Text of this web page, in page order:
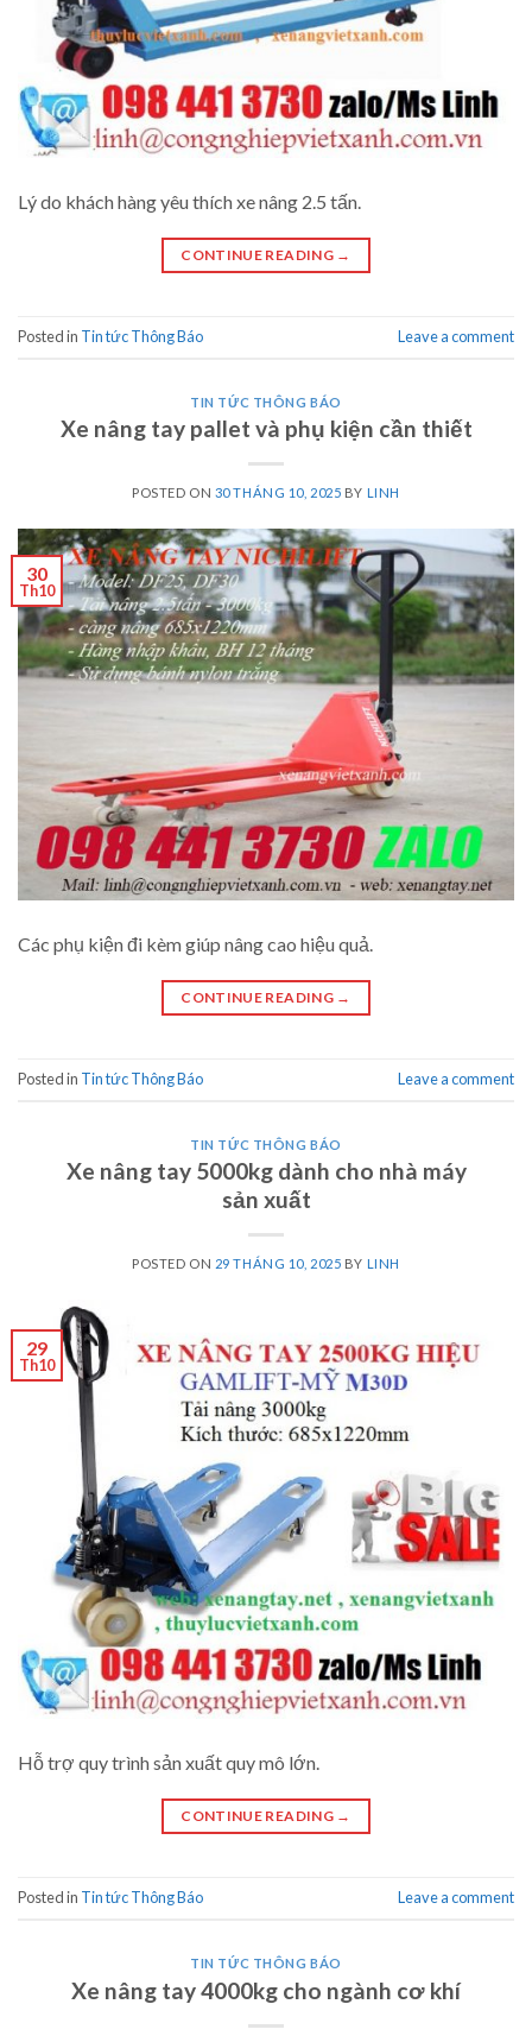
Lý do khách hàng yêu thích xe nâng 2.5 tấn.
CONTINUE READING →
Posted in Tin tức Thông Báo Leave a comment
TIN TỨC THÔNG BÁO
Xe nâng tay pallet và phụ kiện cần thiết
POSTED ON 30 THÁNG 10, 2025 BY LINH
30
Th10
Các phụ kiện đi kèm giúp nâng cao hiệu quả.
CONTINUE READING →
Posted in Tin tức Thông Báo Leave a comment
TIN TỨC THÔNG BÁO
Xe nâng tay 5000kg dành cho nhà máy
sản xuất
POSTED ON 29 THÁNG 10, 2025 BY LINH
29
Th10
Hỗ trợ quy trình sản xuất quy mô lớn.
CONTINUE READING →
Posted in Tin tức Thông Báo Leave a comment
TIN TỨC THÔNG BÁO
Xe nâng tay 4000kg cho ngành cơ khí